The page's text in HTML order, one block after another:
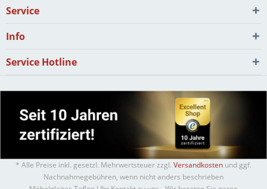
Service
Info
Service Hotline
* Alle Preise inkl. gesetzl. Mehrwertsteuer zzgl. Versandkosten und ggf.
Nachnahmegebühren, wenn nicht anders beschrieben